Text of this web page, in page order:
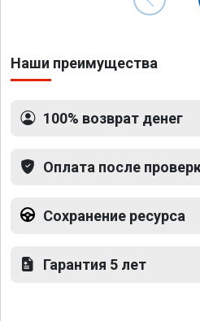
Наши преимущества
100% возврат денег
Оплата после
Сохранение ресурса
Гарантия 5 лет